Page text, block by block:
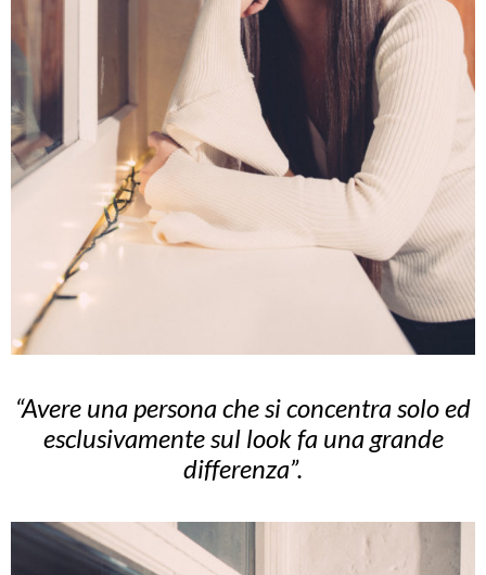
“Avere una persona che si concentra solo ed
esclusivamente sul look fa una grande
differenza”.